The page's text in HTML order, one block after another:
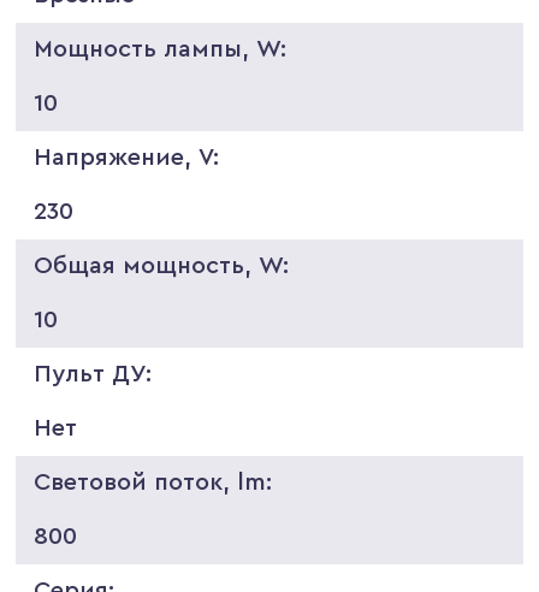
Мощность лампы, W:
10
Напряжение, V:
230
Общая мощность, W:
10
Пульт ДУ:
Нет
Световой поток, lm:
800